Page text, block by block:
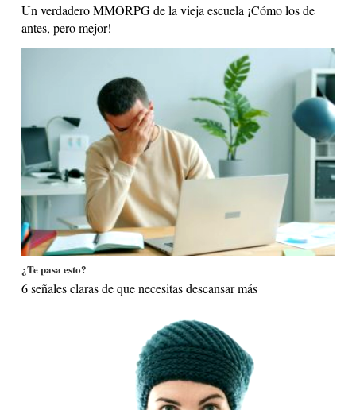
Un verdadero MMORPG de la vieja escuela ¡Cómo los de
antes, pero mejor!
¿Te pasa esto?
6 señales claras de que necesitas descansar más